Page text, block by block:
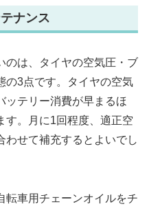
ナンス
のは、タイヤの空気圧・ブ
の3点です。タイヤの空気
ッテリー消費が早まるほ
す。月に1回程度、適正空
わせて補充するとよいでし
転車用チェーンオイルをチ